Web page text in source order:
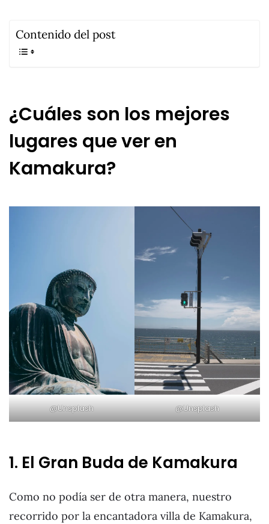
Contenido del post
¿Cuáles son los mejores
lugares que ver en
Kamakura?
@Unsplash @Unsplash
1. El Gran Buda de Kamakura
Como no podía ser de otra manera, nuestro
recorrido por la encantadora villa de Kamakura,